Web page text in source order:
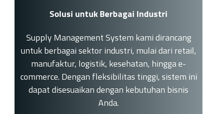
Solusi untuk Berbagai Industri
Supply Management System kami dirancang
untuk berbagai sektor industri, mulai dari retail,
manufaktur, logistik, kesehatan, hingga e-
commerce. Dengan fleksibilitas tinggi, sistem ini
dapat disesuaikan dengan kebutuhan bisnis
Anda.